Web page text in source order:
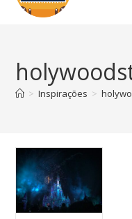
> Inspirações >